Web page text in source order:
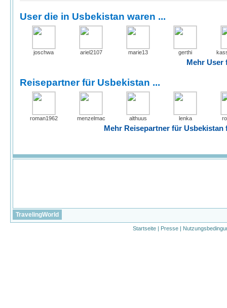
User die in Usbekistan waren ...
joschwa ariel2107 marie13 gerthi
Mehr User
Reisepartner für Usbekistan ...
roman1962 menzelmac althuus lenka
Mehr Reisepartner für Usbekistan
TravelingWorld
Startseite | Presse |